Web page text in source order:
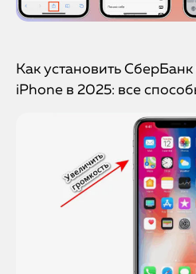
Как установить
iPhone в 2025: все